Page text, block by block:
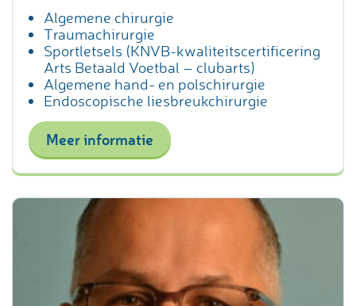
Algemene chirurgie
Traumachirurgie
Sportletsels (KNVB-kwaliteitscertificering
Arts Betaald Voetbal – clubarts)
Algemene hand- en polschirurgie
Endoscopische liesbreukchirurgie
Meer informatie